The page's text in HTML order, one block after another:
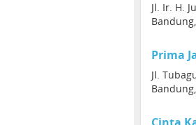
Jl. Ir. H.
Prima
Jl.